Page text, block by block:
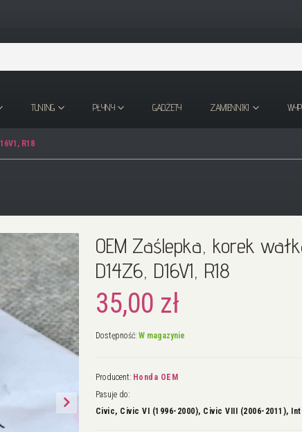
TUNING PŁYNY GADŻETY ZAMIENNIKI
R18
OEM Zaślepka, korek
D14Z6, D16V1, R18
35,00 zł
Dostępność: W magazynie
Producent: Honda OEM
Pasuje do:
Civic, Civic VI (1996-2000), Civic VIII (2006-2011),